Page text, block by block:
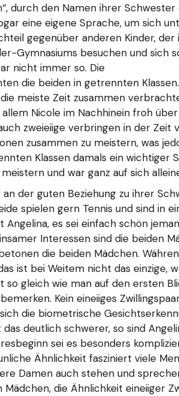
durch den Namen ihrer
eine eigene Sprache, um sich
gegenüber anderen Kinder,
Gymnasiums besuchen und
nicht immer so. Die
die beiden in getrennten
meiste Zeit zusammen
Nicole im Nachhinein froh
zweieiige verbringen in der
zusammen zu meistern, was
Klassen damals ein
und war ganz auf sich
der guten Beziehung zu ihrer
spielen gern Tennis und sind in
Angelina, es sei einfach schön
Interessen sind die beiden
die beiden Mädchen.
ist bei Weitem nicht das einzige,
gleich wie man auf den ersten
Kein eineiiges
die biometrische
deutlich schwerer, so sind
sei es besonders
Ähnlichkeit fasziniert viele
Damen auch stehen und
die Ähnlichkeit eineiiger